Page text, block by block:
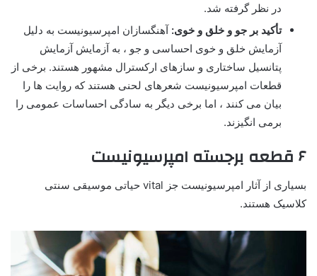
در نظر گرفته شد.
تأکید بر جو و خلق و خوی: آهنگسازان امپرسیونیست به دلیل
آزمایش خلق و خوی احساسی و جو ، به آزمایش آزمایش
پتانسیل ساختاری و سازهای ارکسترال مشهور هستند. برخی از
قطعات امپرسیونیست شعرهای لحنی هستند که روایت ها را
بیان می کنند ، اما برخی دیگر به سادگی احساسات عمومی را
برمی انگیزند.
۶ قطعه برجسته امپرسیونیست
بسیاری از آثار امپرسیونیست جز vital حیاتی موسیقی سنتی
کلاسیک هستند.